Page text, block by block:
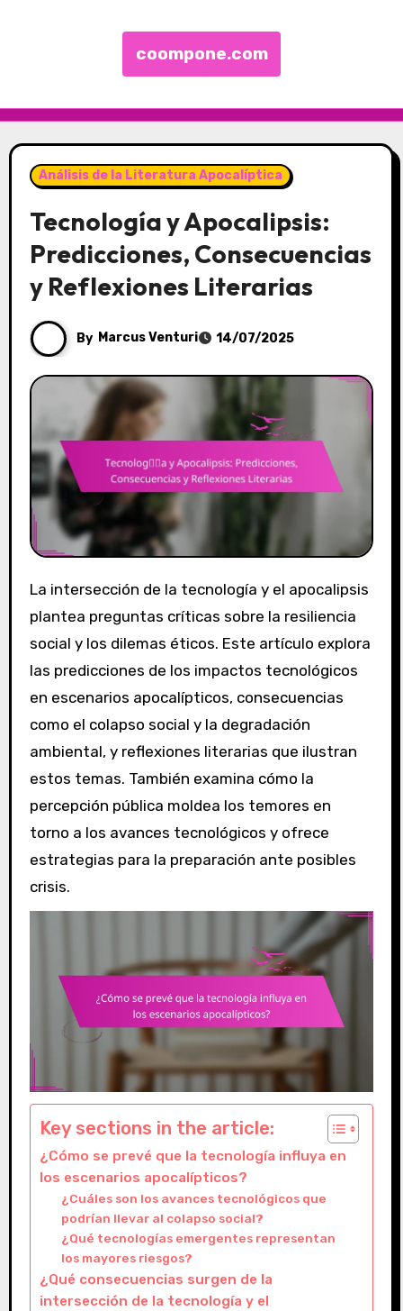
coompone.com
Análisis de la Literatura Apocalíptica
Tecnología y Apocalipsis:
Predicciones, Consecuencias
y Reflexiones Literarias
By Marcus Venturi 14/07/2025
La intersección de la tecnología y el apocalipsis
plantea preguntas críticas sobre la resiliencia
social y los dilemas éticos. Este artículo explora
las predicciones de los impactos tecnológicos
en escenarios apocalípticos, consecuencias
como el colapso social y la degradación
ambiental, y reflexiones literarias que ilustran
estos temas. También examina cómo la
percepción pública moldea los temores en
torno a los avances tecnológicos y ofrece
estrategias para la preparación ante posibles
crisis.
Key sections in the article:
¿Cómo se prevé que la tecnología influya en
los escenarios apocalípticos?
¿Cuáles son los avances tecnológicos que
podrían llevar al colapso social?
¿Qué tecnologías emergentes representan
los mayores riesgos?
¿Qué consecuencias surgen de la
intersección de la tecnología y el